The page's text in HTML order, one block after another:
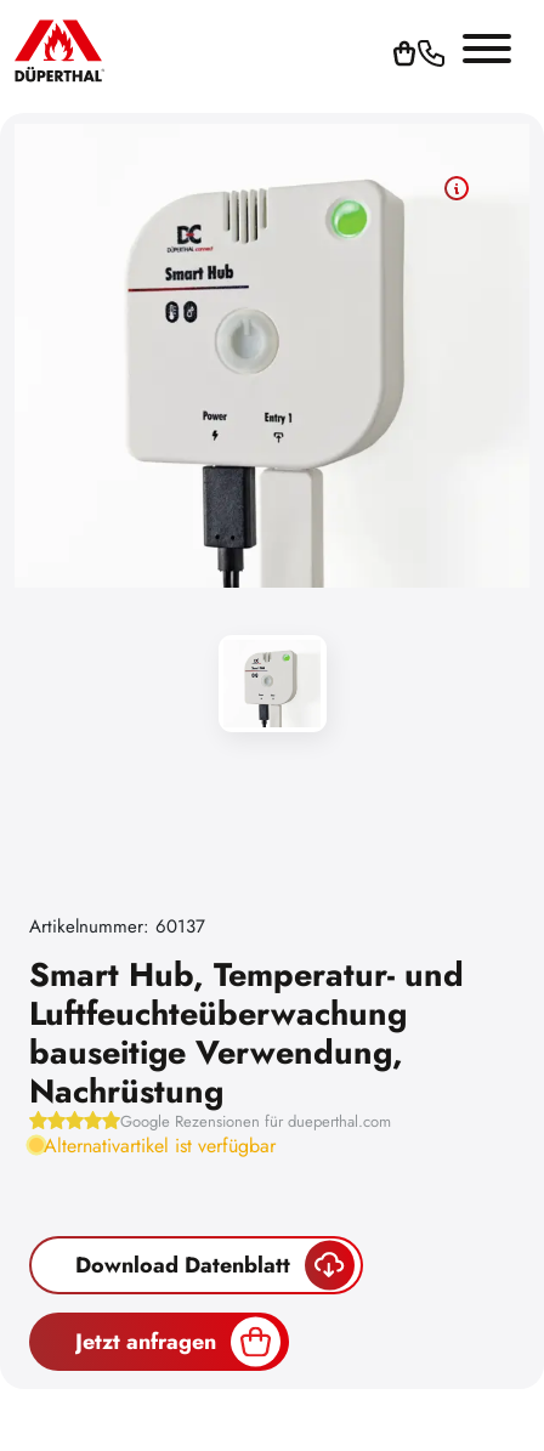
Artikelnummer: 60137
Smart Hub, Temperatur- und
Luftfeuchteüberwachung
bauseitige Verwendung,
Nachrüstung
Google Rezensionen für dueperthal.com
Alternativartikel ist verfügbar
Download Datenblatt
Jetzt anfragen